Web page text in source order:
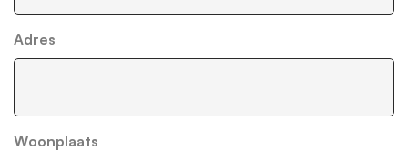
Adres
Woonplaats